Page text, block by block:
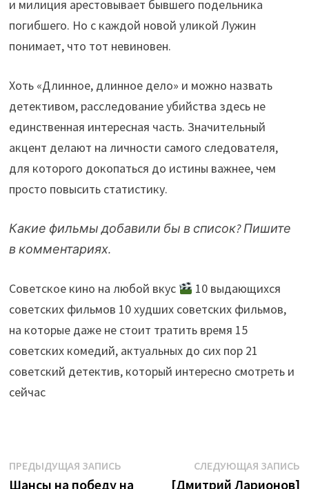
и милиция арестовывает бывшего подельника
погибшего. Но с каждой новой уликой Лужин
понимает, что тот невиновен.
Хоть «Длинное, длинное дело» и можно назвать
детективом, расследование убийства здесь не
единственная интересная часть. Значительный
акцент делают на личности самого следователя,
для которого докопаться до истины важнее, чем
просто повысить статистику.
Какие фильмы добавили бы в список? Пишите
в комментариях.
Советское кино на любой вкус
10 выдающихся
советских фильмов 10 худших советских фильмов,
на которые даже не стоит тратить время 15
советских комедий, актуальных до сих пор 21
советский детектив, который интересно смотреть и
сейчас
Навигация
ПРЕДЫДУЩАЯ ЗАПИСЬПредыдущая
запись:
Шансы на победу на
СЛЕДУЮЩАЯ ЗАПИСЬ
[Дмитрий Ларионов]